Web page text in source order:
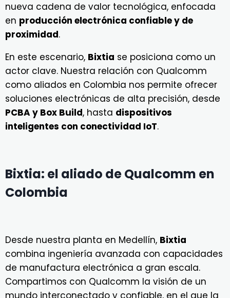
nueva cadena de valor tecnológica, enfocada
en producción electrónica confiable y de
proximidad.
En este escenario, Bixtia se posiciona como un
actor clave. Nuestra relación con Qualcomm
como aliados en Colombia nos permite ofrecer
soluciones electrónicas de alta precisión, desde
PCBA y Box Build, hasta dispositivos
inteligentes con conectividad IoT.
Bixtia: el aliado de Qualcomm en
Colombia
Desde nuestra planta en Medellín, Bixtia
combina ingeniería avanzada con capacidades
de manufactura electrónica a gran escala.
Compartimos con Qualcomm la visión de un